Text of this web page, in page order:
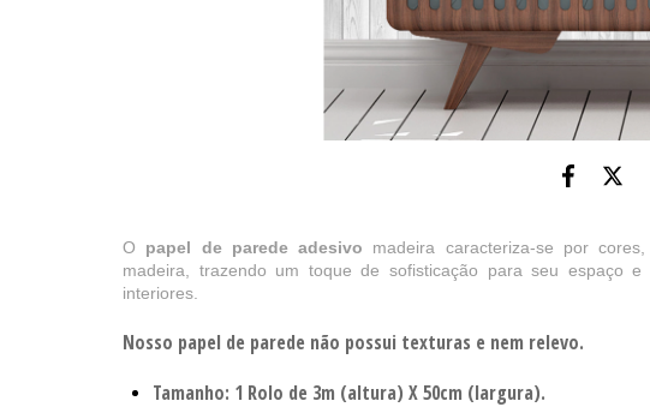
O papel de parede adesivo madeira caracteriza-se por
madeira, trazendo um toque de sofisticação para seu espaço
interiores.
Nosso papel de parede não possui texturas e nem relevo.
Tamanho: 1 Rolo de 3m (altura) X 50cm (largura).